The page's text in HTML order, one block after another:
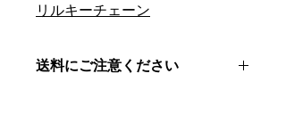
リルキーチェーン
送料にご注意ください